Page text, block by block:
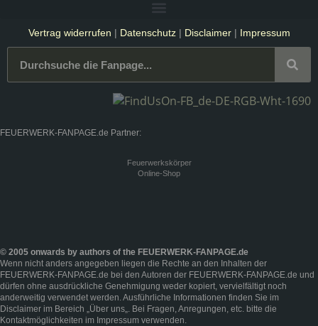
Vertrag widerrufen | Datenschutz| Disclaimer| Impressum
FEUERWERK-FANPAGE.de Partner:
Feuerwerkskörper
Online-Shop
© 2005 onwards by authors of the FEUERWERK-FANPAGE.de
Wenn nicht anders angegeben liegen die Rechte an den Inhalten der
FEUERWERK-FANPAGE.de bei den Autoren der FEUERWERK-FANPAGE.de und
dürfen ohne ausdrückliche Genehmigung weder kopiert, vervielfältigt noch
anderweitig verwendet werden. Ausführliche Informationen finden Sie im
Disclaimer im Bereich „Über uns„. Bei Fragen, Anregungen, etc. bitte die
Kontaktmöglichkeiten im Impressum verwenden.